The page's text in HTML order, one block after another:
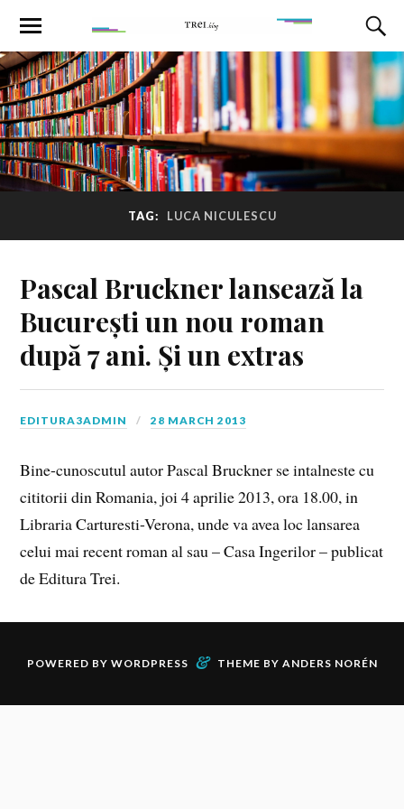
TAG: LUCA NICULESCU
Pascal Bruckner lansează la
București un nou roman
după 7 ani. Și un extras
EDITURA3ADMIN 28 MARCH 2013
Bine-cunoscutul autor Pascal Bruckner se intalneste cu
cititorii din Romania, joi 4 aprilie 2013, ora 18.00, in
Libraria Carturesti-Verona, unde va avea loc lansarea
celui mai recent roman al sau – Casa Ingerilor – publicat
de Editura Trei.
POWERED BY WORDPRESS & THEME BY ANDERS NORÉN